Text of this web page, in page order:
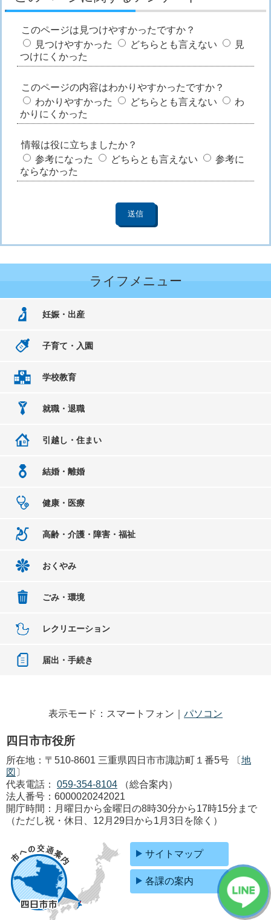
このページは見つけやすかったですか？
見つけやすかった
どちらとも言えない
見
つけにくかった
このページの内容はわかりやすかったですか？
わかりやすかった
どちらとも言えない
わ
かりにくかった
情報は役に立ちましたか？
参考になった
どちらとも言えない
参考に
ならなかった
ライフメニュー
妊娠・出産
子育て・入園
学校教育
就職・退職
引越し・住まい
結婚・離婚
健康・医療
高齢・介護・障害・福祉
おくやみ
ごみ・環境
レクリエーション
届出・手続き
表示モード：スマートフォン｜ パソコン
四日市市役所
所在地：〒510-8601 三重県四日市市諏訪町１番5号 〔地
図 〕
代表電話：
059-354-8104
（総合案内）
法人番号：6000020242021
開庁時間：月曜日から金曜日の8時30分から17時15分まで
（ただし祝・休日、12月29日から1月3日を除く）
サイトマップ
各課の案内